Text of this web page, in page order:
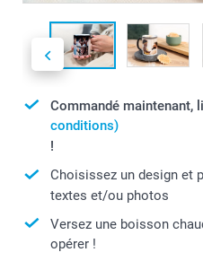
Commandé maintenant,
conditions)
!
Choisissez un design et
textes et/ou photos
Versez une boisson
opérer !